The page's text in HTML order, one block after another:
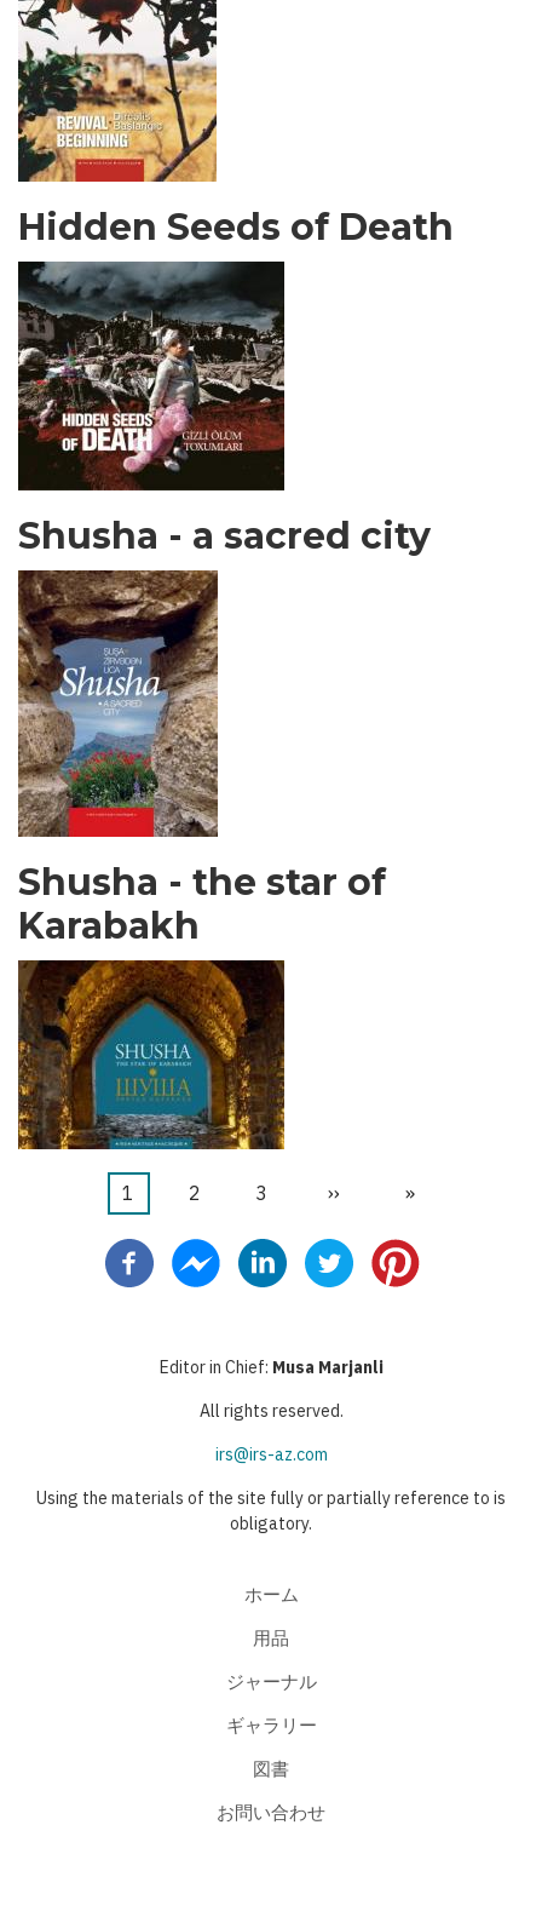
Hidden Seeds of Death
Shusha - a sacred city
Shusha - the star of
Karabakh
カ
ン
1
ペ
ジ
2
ペ
ジ
3
次
ー
››
最
ペ
»
Editor in Chief: Musa Marjanli
All rights reserved.
irs@irs-az.com
Using the materials of the site fully or partially reference to is
obligatory.
ホーム
用品
ジャーナル
ギャラリー
図書
お問い合わせ